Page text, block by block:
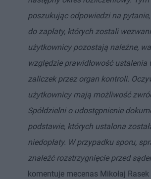
poszukując odpowiedzi na
do zapłaty, których zostali wezwani
użytkownicy pozostają należne,
względzie prawidłowość ustalenia
zaliczek przez organ kontroli.
użytkownicy mają możliwość
Spółdzielni o udostępnienie
podstawie, których ustalona
niedopłaty. W przypadku sporu,
znaleźć rozstrzygnięcie przed
komentuje mecenas Mikołaj